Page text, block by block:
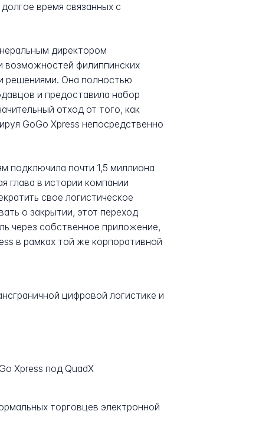
время связанных с
директором
возможностей филиппинских
решениями. Она полностью
и предоставила набор
отход от того, как
GoGo Xpress непосредственно
подключила почти 1,5 миллиона
глава в истории компании
свое логистическое
о закрытии, этот переход
через собственное приложение,
в рамках той же корпоративной
цифровой логистике и
Xpress под QuadX
торговцев электронной